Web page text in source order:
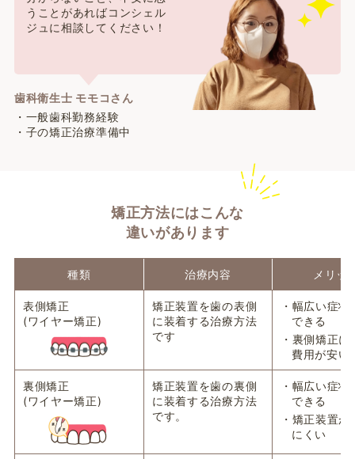
うことがあればコンシェル
ジュに相談してください！
歯科衛生士 モモコさん
・一般歯科勤務経験
・子の矯正治療準備中
矯正方法にはこんな
違いがあります
種類 治療内容 メリッ
表側矯正
(ワイヤー矯正)
矯正装置を歯の表側
に装着する治療方法
です
・幅広い症状
できる
・裏側矯正に
費用が安い
裏側矯正
(ワイヤー矯正)
矯正装置を歯の裏側
に装着する治療方法
です。
・幅広い症状
できる
・矯正装置が
にくい